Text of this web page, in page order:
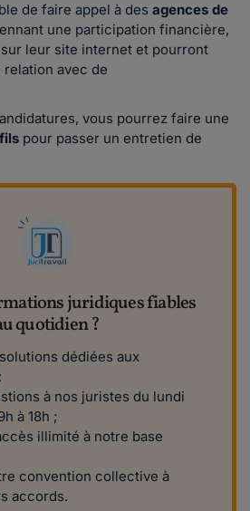
de faire appel à des agences de
une participation financière,
leur site internet et pourront
avec de
vous pourrez faire une
pour passer un entretien de
juridiques fiables
quotidien ?
dédiées aux
à nos juristes du lundi
à 18h ;
illimité à notre base
convention collective à
accords.